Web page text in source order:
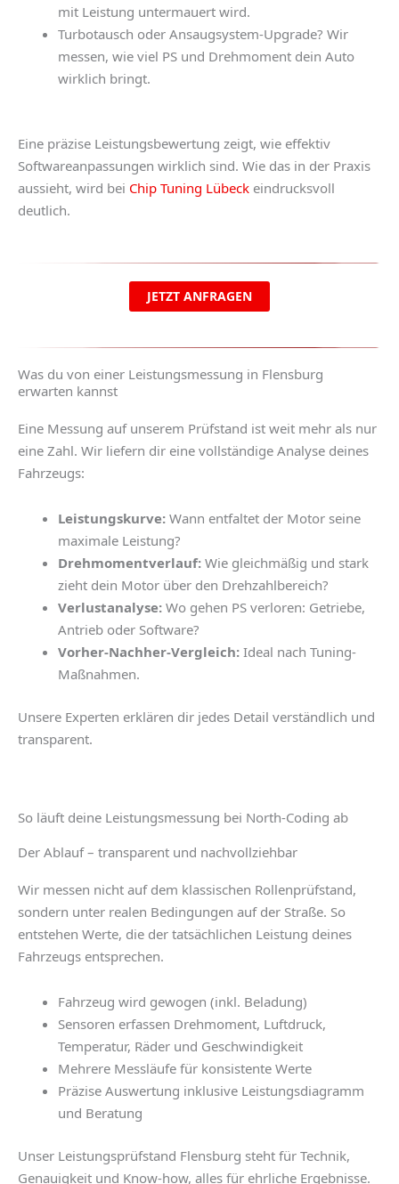
mit Leistung untermauert wird.
Turbotausch oder Ansaugsystem-Upgrade? Wir
messen, wie viel PS und Drehmoment dein Auto
wirklich bringt.
Eine präzise Leistungsbewertung zeigt, wie effektiv
Softwareanpassungen wirklich sind. Wie das in der Praxis
aussieht, wird bei Chip Tuning Lübeck eindrucksvoll
deutlich.
JETZT ANFRAGEN
Was du von einer Leistungsmessung in Flensburg
erwarten kannst
Eine Messung auf unserem Prüfstand ist weit mehr als nur
eine Zahl. Wir liefern dir eine vollständige Analyse deines
Fahrzeugs:
Leistungskurve: Wann entfaltet der Motor seine
maximale Leistung?
Drehmomentverlauf: Wie gleichmäßig und stark
zieht dein Motor über den Drehzahlbereich?
Verlustanalyse: Wo gehen PS verloren: Getriebe,
Antrieb oder Software?
Vorher-Nachher-Vergleich: Ideal nach Tuning-
Maßnahmen.
Unsere Experten erklären dir jedes Detail verständlich und
transparent.
So läuft deine Leistungsmessung bei North-Coding ab
Der Ablauf – transparent und nachvollziehbar
Wir messen nicht auf dem klassischen Rollenprüfstand,
sondern unter realen Bedingungen auf der Straße. So
entstehen Werte, die der tatsächlichen Leistung deines
Fahrzeugs entsprechen.
Fahrzeug wird gewogen (inkl. Beladung)
Sensoren erfassen Drehmoment, Luftdruck,
Temperatur, Räder und Geschwindigkeit
Mehrere Messläufe für konsistente Werte
Präzise Auswertung inklusive Leistungsdiagramm
und Beratung
Unser Leistungsprüfstand Flensburg steht für Technik,
Genauigkeit und Know-how, alles für ehrliche Ergebnisse.